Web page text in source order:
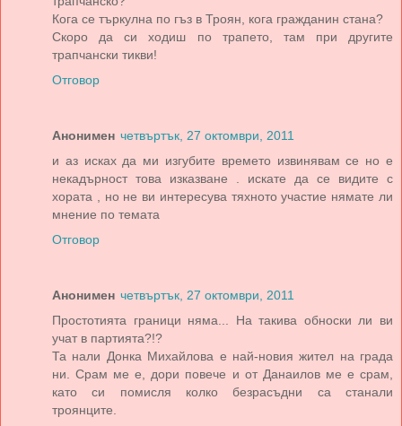
Кога се търкулна по гъз в Троян, кога гражданин стана?
Скоро да си ходиш по трапето, там при другите
трапчански тикви!
Отговор
Анонимен четвъртък, 27 октомври, 2011
и аз исках да ми изгубите времето извинявам се но е
некадърност това изказване . искате да се видите с
хората , но не ви интересува тяхното участие нямате ли
мнение по темата
Отговор
Анонимен четвъртък, 27 октомври, 2011
Простотията граници няма... На такива обноски ли ви
учат в партията?!?
Та нали Донка Михайлова е най-новия жител на града
ни. Срам ме е, дори повече и от Данаилов ме е срам,
като си помисля колко безрасъдни са станали
троянците.